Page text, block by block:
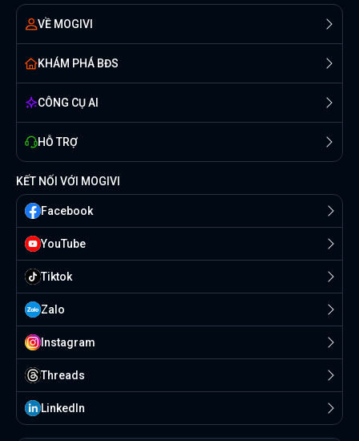
VỀ MOGIVI
KHÁM PHÁ BĐS
CÔNG CỤ AI
HỖ TRỢ
KẾT NỐI VỚI MOGIVI
Facebook
YouTube
Tiktok
Zalo
Instagram
Threads
Linkedln